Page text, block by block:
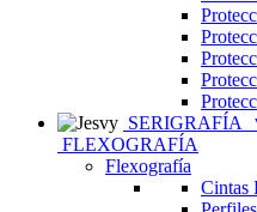
SERIGRAFÍA
FLEXOGRAFÍA
Flexografía
Cintas